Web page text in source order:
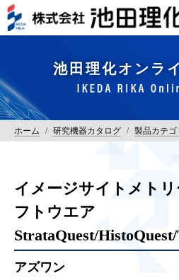
池田理化オンラ
ホーム / 研究機器カタログ / 製品カテ
イメージサイトメト
フトウエア
StrataQuest/
アズワン